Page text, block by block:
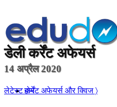
होम
डेली कर्रेंट अफेयर्स
14 अप्रैल 2020
लेटेस्ट कर्रेंट अफेयर्स और क्विज 〉